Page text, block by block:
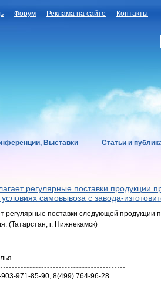
Форум Реклама на сайте Контакты
Выставки
Статьи и
регулярные поставки продукции
самовывоза с завода-
поставки следующей продукции
(Татарстан, г. Нижнекамск)
971-85-90, 8(499) 764-96-28